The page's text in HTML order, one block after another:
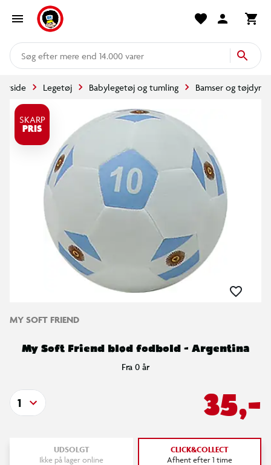
mere end 14.000 varer
Legetøj Babylegetøj og tumling Bamser og tøjdyr
SKARP
PRIS
MY SOFT FRIEND
My Soft Friend blød fodbold - Argentina
Fra 0 år
35,-
1
UDSOLGT
Ikke på lager online
CLICK&COLLECT
Afhent efter 1 time